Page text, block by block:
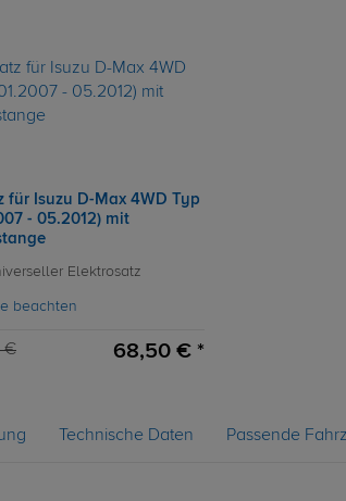
für Isuzu D-Max 4WD Typ
- 05.2012) mit
Elektrosatz
beachten
€ 68,50 € *
Technische Daten Passende